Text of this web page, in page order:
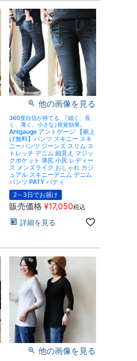
他の画像を見る
360度自信が持てる、｢細く、長
く、薄く、小さな｣視覚効果。
Antgauge アントゲージ 【裾上
げ無料】パンツ スキニー スキ
ニーパンツ ジーンズ スリム ス
トレッチ デニム 細見え マジッ
クポケット 薄尻 小尻 レディー
ス メンズライク おしゃれ カジ
ュアル スキニーデニム デニム
パンツ PATY パティ
2～3日でお届け
販売価格 ¥17,050税込
詳細を見る
他の画像を見る